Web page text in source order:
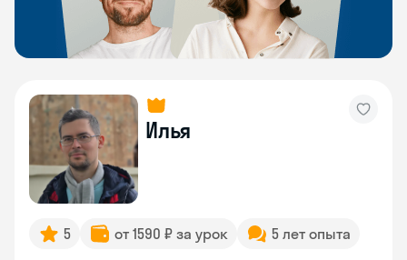
Илья
5 от 1590 ₽ за урок 5 лет опыта